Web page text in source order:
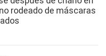
rodeado de máscaras